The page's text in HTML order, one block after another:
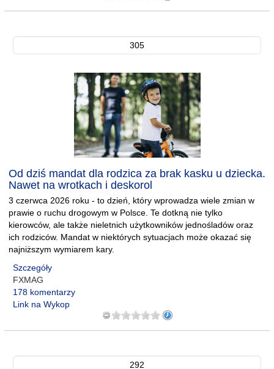
305
Od dziś mandat dla rodzica za brak kasku u dziecka.
Nawet na wrotkach i deskorol
3 czerwca 2026 roku - to dzień, który wprowadza wiele zmian w
prawie o ruchu drogowym w Polsce. Te dotkną nie tylko
kierowców, ale także nieletnich użytkowników jednośladów oraz
ich rodziców. Mandat w niektórych sytuacjach może okazać się
najniższym wymiarem kary.
Szczegóły
FXMAG
178 komentarzy
Link na Wykop
292